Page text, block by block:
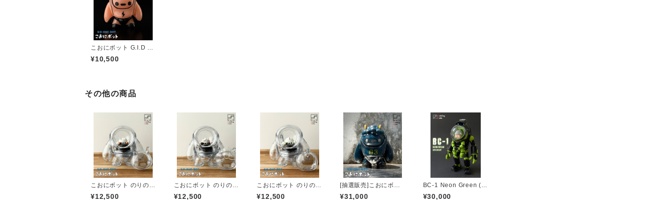
こおにボット G.I.D B
OYZ No.01
¥10,500
その他の商品
こおにボット のりのり
¥12,500
こおにボット のりのり
¥12,500
こおにボット のりのり
¥12,500
[抽選販売]こおにボッ
るー（ワンオフ）
¥31,000
BC-1 Neon Green (3r
¥30,000